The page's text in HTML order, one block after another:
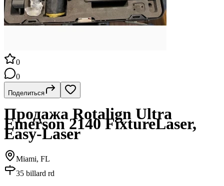
0
0
Поделиться
Продажа Rotalign Ultra
Emerson 2140 FixtureLaser,
Easy-Laser
Miami, FL
35 billard rd